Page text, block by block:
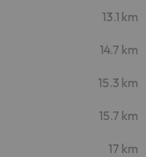
13.1 km
14.7 km
15.3 km
15.7 km
17 km